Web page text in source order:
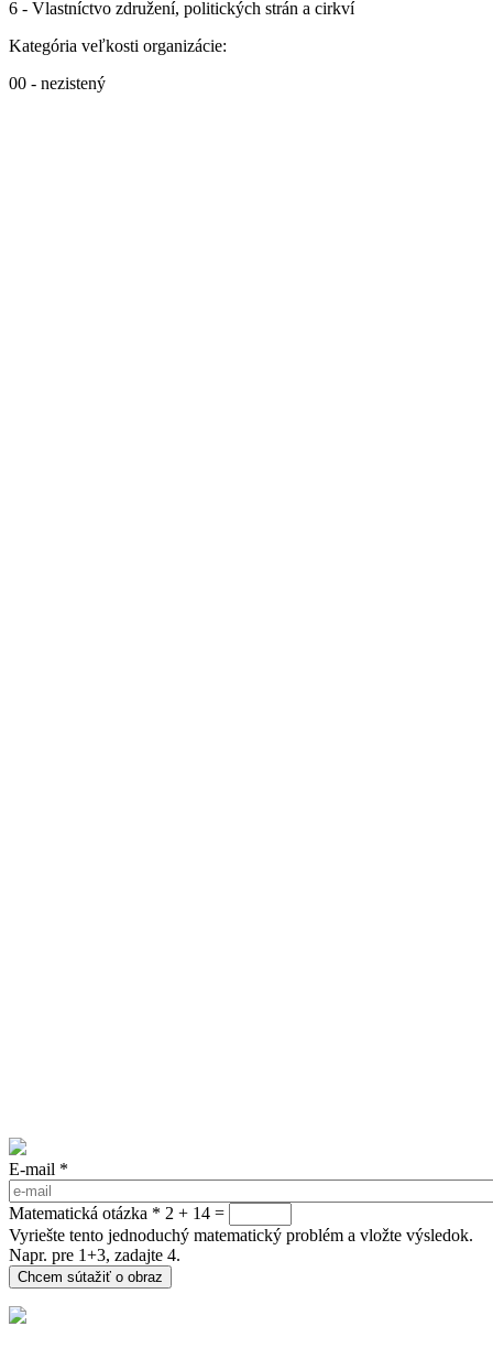
6 - Vlastníctvo združení, politických strán a cirkví
Kategória veľkosti organizácie:
00 - nezistený
E-mail *
Matematická otázka * 2 + 14 =
Vyriešte tento jednoduchý matematický problém a vložte výsledok.
Napr. pre 1+3, zadajte 4.